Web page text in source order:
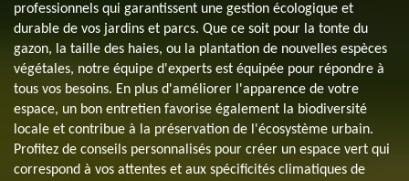
professionnels qui garantissent une gestion écologique et
durable de vos jardins et parcs. Que ce soit pour la tonte du
gazon, la taille des haies, ou la plantation de nouvelles espèces
végétales, notre équipe d'experts est équipée pour répondre à
tous vos besoins. En plus d'améliorer l'apparence de votre
espace, un bon entretien favorise également la biodiversité
locale et contribue à la préservation de l'écosystème urbain.
Profitez de conseils personnalisés pour créer un espace vert qui
correspond à vos attentes et aux spécificités climatiques de